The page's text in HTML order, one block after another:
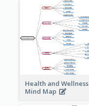
Health and Wellness
Mind Map